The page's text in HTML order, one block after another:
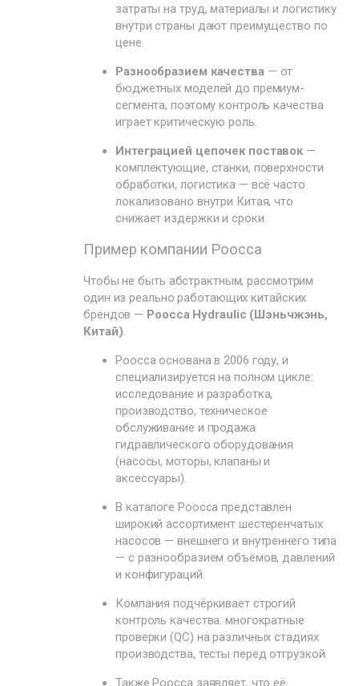
затраты на труд, материалы и логистику
внутри страны дают преимущество по
цене.
Разнообразием качества— от
бюджетных моделей до премиум-
сегмента, поэтому контроль качества
играет критическую роль.
Интеграцией цепочек поставок —
комплектующие, станки, поверхности
обработки, логистика — всё часто
локализовано внутри Китая, что
снижает издержки и сроки.
Пример компании Poocca
Чтобы не быть абстрактным, рассмотрим
один из реально работающих китайских
брендов — Poocca Hydraulic (Шэньчжэнь,
Китай).
Poocca основана в 2006 году, и
специализируется на полном цикле:
исследование и разработка,
производство, техническое
обслуживание и продажа
гидравлического оборудования
(насосы, моторы, клапаны и
аксессуары).
В каталоге Poocca представлен
широкий ассортимент шестеренчатых
насосов — внешнего и внутреннего типа
— с разнообразием объёмов, давлений
и конфигураций.
Компания подчёркивает строгий
контроль качества: многократные
проверки (QC) на различных стадиях
производства, тесты перед отгрузкой.
Также Poocca заявляет, что её